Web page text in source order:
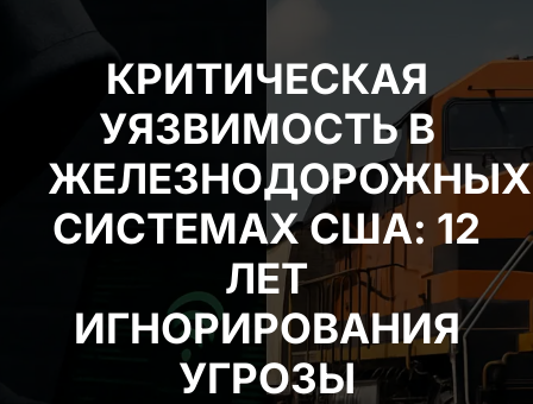
КРИТИЧЕСКАЯ
УЯЗВИМОСТЬ В
ЖЕЛЕЗНОДОРОЖНЫХ
СИСТЕМАХ США: 12
ЛЕТ
ИГНОРИРОВАНИЯ
УГРОЗЫ